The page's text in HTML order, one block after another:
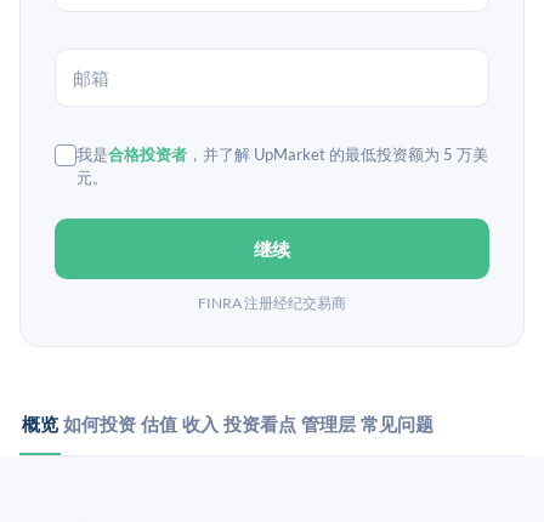
我是合格投资者 ，并了解 UpMarket 的最低投资额为 5 万美
元。
继续
FINRA 注册经纪交易商
概览 如何投资 估值 收入 投资看点 管理层 常见问题